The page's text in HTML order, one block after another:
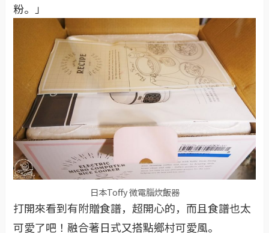
粉。」
日本Toffy 微電腦炊飯器
打開來看到有附贈食譜，超開心的，而且食譜也太
可愛了吧！融合著日式又搭點鄉村可愛風。